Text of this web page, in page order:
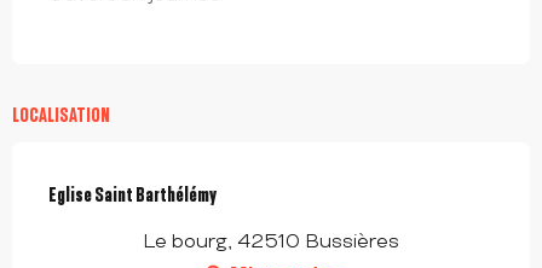
LOCALISATION
Eglise Saint Barthélémy
Le bourg, 42510 Bussières